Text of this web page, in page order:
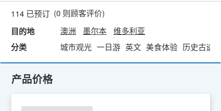
114 已预订 (0 则顾客评价)
目的地
澳洲 墨尔本
维多利亚
分类
城市观光 一日游 英文 美食体验 历史古迹
产品价格